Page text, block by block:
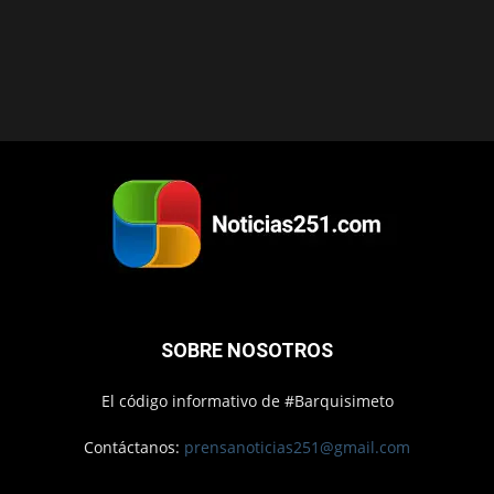
SOBRE NOSOTROS
El código informativo de #Barquisimeto
Contáctanos: prensanoticias251@gmail.com